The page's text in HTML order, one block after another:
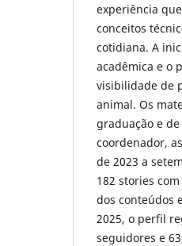
experiência
conceitos
cotidiana. A
acadêmica e o
visibilidade de
animal. Os
graduação e
coordenador,
de 2023 a
182 stories
dos conteúdos
2025, o perfil
seguidores e